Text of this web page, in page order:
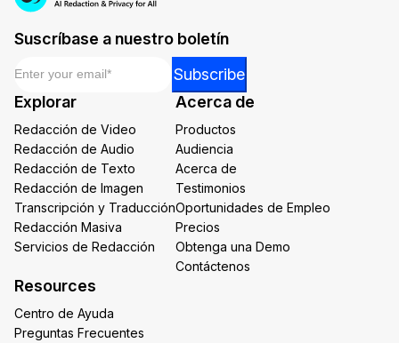
Suscríbase a nuestro boletín
Email
Email
Subscribe
Explorar
Redacción de Video
Redacción de Audio
Redacción de Texto
Redacción de Imagen
Transcripción y Traducción
Redacción Masiva
Servicios de Redacción
Acerca de
Productos
Audiencia
Acerca de
Testimonios
Oportunidades de Empleo
Precios
Obtenga una Demo
Contáctenos
Resources
Centro de Ayuda
Preguntas Frecuentes